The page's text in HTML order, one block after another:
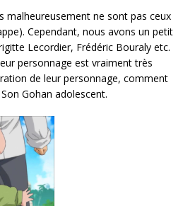
malheureusement ne sont pas ceux
Cependant, nous avons un petit
Lecordier, Frédéric Bouraly etc.
personnage est vraiment très
de leur personnage, comment
Gohan adolescent.